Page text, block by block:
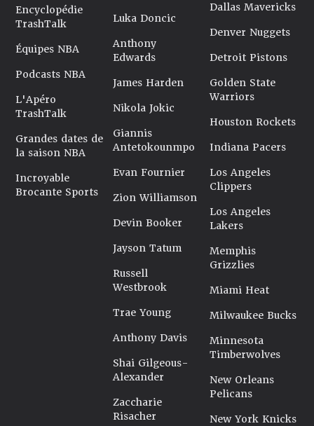
Encyclopédie
TrashTalk
Équipes NBA
Podcasts NBA
L'Apéro
TrashTalk
Grandes dates de
la saison NBA
Incroyable
Brocante Sports
Luka Doncic
Anthony
Edwards
James Harden
Nikola Jokic
Giannis
Antetokounmpo
Evan Fournier
Zion Williamson
Devin Booker
Jayson Tatum
Russell
Westbrook
Trae Young
Anthony Davis
Shai Gilgeous-
Alexander
Zaccharie
Risacher
Dallas Mavericks
Denver Nuggets
Detroit Pistons
Golden State
Warriors
Houston Rockets
Indiana Pacers
Los Angeles
Clippers
Los Angeles
Lakers
Memphis
Grizzlies
Miami Heat
Milwaukee Bucks
Minnesota
Timberwolves
New Orleans
Pelicans
New York Knicks